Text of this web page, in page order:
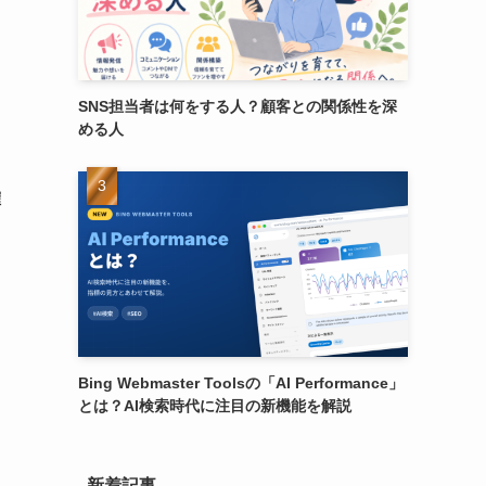
SNS担当者は何をする人？顧客との関係性を深
める人
Bing Webmaster Toolsの「AI Performance」
とは？AI検索時代に注目の新機能を解説